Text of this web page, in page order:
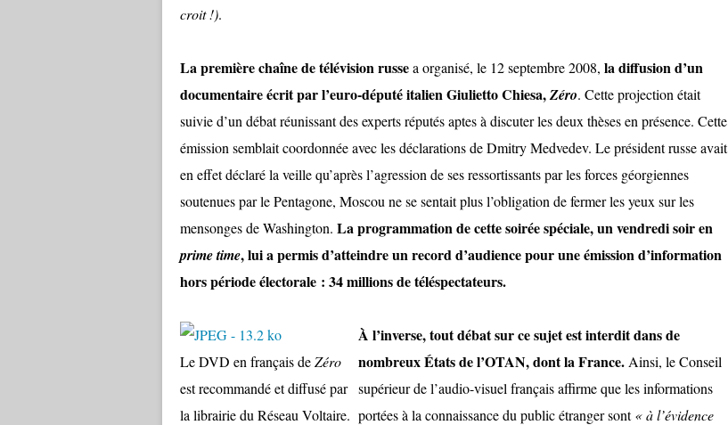
croit !).
La première chaîne de télévision russea organisé, le 12 septembre 2008, la diffusion d’un
documentaire écrit par l’euro-député italien Giulietto Chiesa,Zéro. Cette projection était
suivie d’un débat réunissant des experts réputés aptes à discuter les deux thèses en présence. Cette
émission semblait coordonnée avec les déclarations de Dmitry Medvedev. Le président russe avait
en effet déclaré la veille qu’après l’agression de ses ressortissants par les forces géorgiennes
soutenues par le Pentagone, Moscou ne se sentait plus l’obligation de fermer les yeux sur les
mensonges de Washington. La programmation de cette soirée spéciale, un vendredi soir en
prime time, lui a permis d’atteindre un record d’audience pour une émission d’information
hors période électorale : 34 millions de téléspectateurs.
Le DVD en français deZéro
estrecommandé et diffusé par
la librairie du Réseau Voltaire.
À l’inverse, tout débat sur ce sujet est interdit dans de
nombreux États de l’OTAN, dont la France. Ainsi, le Conseil
supérieur de l’audio-visuel français affirme que les informations
portées à la connaissance du public étranger sont« à l’évidence